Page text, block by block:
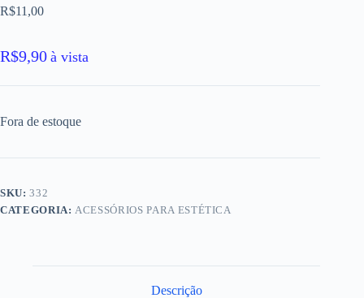
R$11,00
R$9,90 à vista
Fora de estoque
SKU:332
CATEGORIA: ACESSÓRIOS PARA ESTÉTICA
Descrição